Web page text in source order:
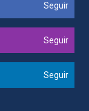
Seguir
Seguir
Seguir